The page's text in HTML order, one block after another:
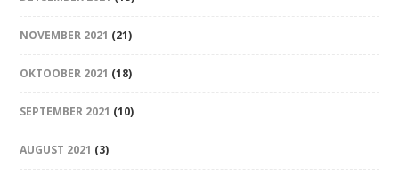
NOVEMBER 2021 (21)
OKTOOBER 2021 (18)
SEPTEMBER 2021 (10)
AUGUST 2021 (3)